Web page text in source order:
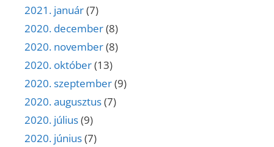
2021. január(7)
2020. december(8)
2020. november(8)
2020. október(13)
2020. szeptember(9)
2020. augusztus(7)
2020. július(9)
2020. június(7)